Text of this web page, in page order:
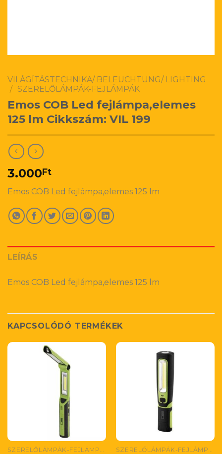
VILÁGÍTÁSTECHNIKA/ BELEUCHTUNG/ LIGHTING
/ SZERELŐLÁMPÁK-FEJLÁMPÁK
Emos COB Led fejlámpa,elemes
125 lm Cikkszám: VIL 199
3.000Ft
Emos COB Led fejlámpa,elemes 125 lm
LEÍRÁS
Emos COB Led fejlámpa,elemes 125 lm
KAPCSOLÓDÓ TERMÉKEK